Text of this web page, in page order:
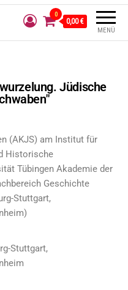
MENÜ
0
0,00 €
Jüdische
(AKJS) am Institut für
Historische
Tübingen Akademie der
Geschichte
Stuttgart,
Stuttgart,